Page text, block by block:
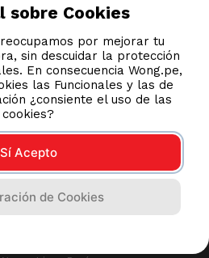
de Privacidad
y Condiciones
Legales
de Ética
CALLCENTER
613-8888
sobre Cookies
por mejorar tu
sin descuidar la protección
En consecuencia Wong.pe,
las Funcionales y las de
¿consiente el uso de las
cookies?
Sí Acepto
de Cookies